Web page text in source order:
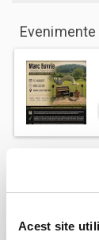
Acest site